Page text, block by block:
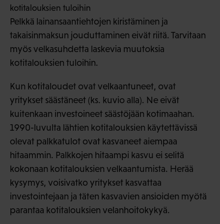
kotitalouksien tuloihin
Pelkkä lainansaantiehtojen kiristäminen ja
takaisinmaksun jouduttaminen eivät riitä. Tarvitaan
myös velkasuhdetta laskevia muutoksia
kotitalouksien tuloihin.
Kun kotitaloudet ovat velkaantuneet, ovat
yritykset säästäneet (ks. kuvio alla). Ne eivät
kuitenkaan investoineet säästöjään kotimaahan.
1990-luvulta lähtien kotitalouksien käytettävissä
olevat palkkatulot ovat kasvaneet aiempaa
hitaammin. Palkkojen hitaampi kasvu ei selitä
kokonaan kotitalouksien velkaantumista. Herää
kysymys, voisivatko yritykset kasvattaa
investointejaan ja täten kasvavien ansioiden myötä
parantaa kotitalouksien velanhoitokykyä.